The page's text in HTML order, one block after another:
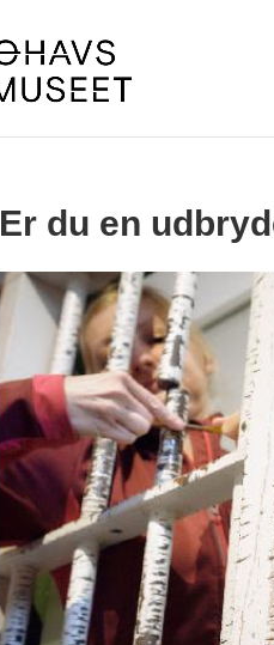
Er du en